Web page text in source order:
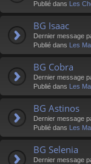
Publié dans Les
BG Isaac
Dernier message
Publié dans Les
BG Cobra
Dernier message
Publié dans Les
BG Astinos
Dernier message
Publié dans Les
BG Selenia
Dernier message